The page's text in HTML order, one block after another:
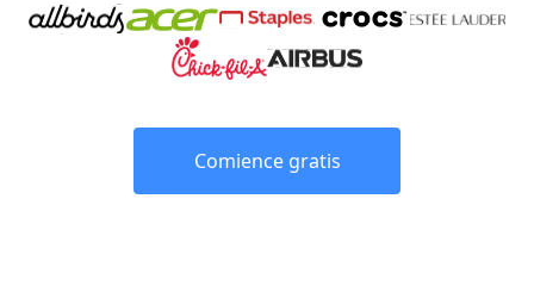
Comience gratis